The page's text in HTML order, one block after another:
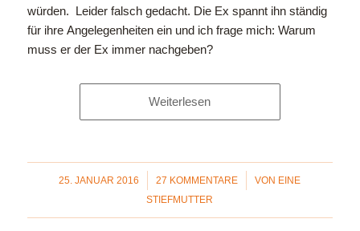
würden. Leider falsch gedacht. Die Ex spannt ihn ständig
für ihre Angelegenheiten ein und ich frage mich: Warum
muss er der Ex immer nachgeben?
Weiterlesen
25. JANUAR 2016
/ 27 KOMMENTARE
/ VON EINE
STIEFMUTTER